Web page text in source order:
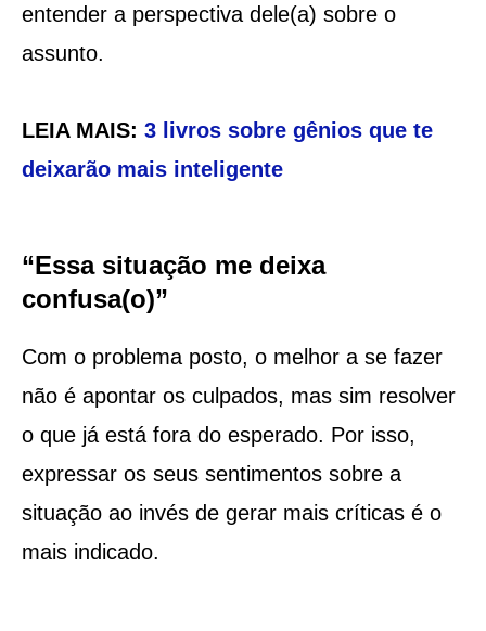
entender a perspectiva dele(a) sobre o
assunto.
LEIA MAIS: 3 livros sobre gênios que te
deixarão mais inteligente
“Essa situação me deixa
confusa(o)”
Com o problema posto, o melhor a se fazer
não é apontar os culpados, mas sim resolver
o que já está fora do esperado. Por isso,
expressar os seus sentimentos sobre a
situação ao invés de gerar mais críticas é o
mais indicado.